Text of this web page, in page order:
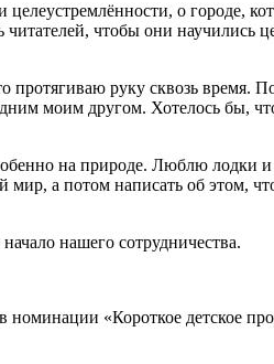
о городе,
чтобы они научились
протягиваю руку сквозь
моим другом. Хотелось бы,
на природе. Люблю лодки и
а потом написать об этом,
нашего сотрудничества.
«Короткое детское